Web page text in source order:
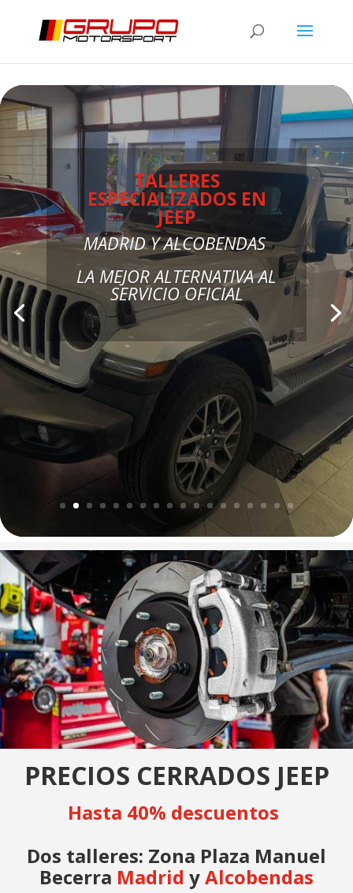
TALLERES
ESPECIALIZADOS EN
JEEP
MADRID Y ALCOBENDAS
LA MEJOR ALTERNATIVA AL
SERVICIO OFICIAL
PRECIOS CERRADOS JEEP
Hasta 40% descuentos
Dos talleres: Zona Plaza Manuel
Becerra Madrid yAlcobendas